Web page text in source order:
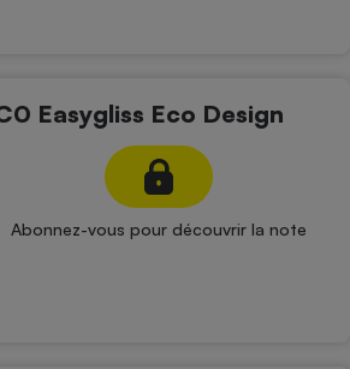
Easygliss Eco Design
Abonnez-vous pour découvrir la note